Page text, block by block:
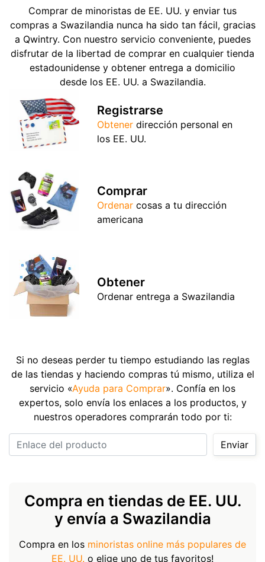
Comprar de minoristas de EE. UU. y enviar tus
compras a Swazilandia nunca ha sido tan fácil, gracias
a Qwintry. Con nuestro servicio conveniente, puedes
disfrutar de la libertad de comprar en cualquier tienda
estadounidense y obtener entrega a domicilio
desde los EE. UU. a Swazilandia.
Registrarse
Obtener dirección personal en
los EE. UU.
Comprar
Ordenar cosas a tu dirección
americana
Obtener
Ordenar entrega a Swazilandia
Si no deseas perder tu tiempo estudiando las reglas
de las tiendas y haciendo compras tú mismo, utiliza el
servicio «Ayuda para Comprar». Confía en los
expertos, solo envía los enlaces a los productos, y
nuestros operadores comprarán todo por ti:
Enviar
Compra en tiendas de EE. UU.
y envía a Swazilandia
Compra en los minoristas online más populares de
EE. UU. o elige uno de tus favoritos!